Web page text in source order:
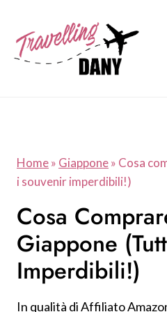
contenuto
Home» Giappone» Cosa
i souvenir imperdibili!)
Cosa
Giappone
Imperdibili!)
In qualità di Affiliato